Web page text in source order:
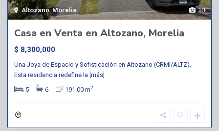
10
Altozano,Morelia
Casa en Venta en Altozano, Morelia
$ 8,300,000
Una Joya de Espacio y Sofisticación en Altozano (CRMI/ALTZ).-
Esta residencia redefine la [más]
5
6 191.00 m2